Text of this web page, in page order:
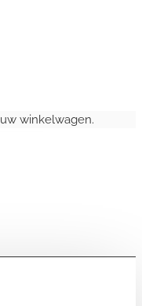
winkelwagen.